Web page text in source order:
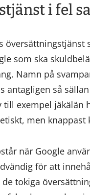
i fel
som ska
Namn på
antagligen så
exempel jäkälän
men knappast
när Google
för att
tokiga